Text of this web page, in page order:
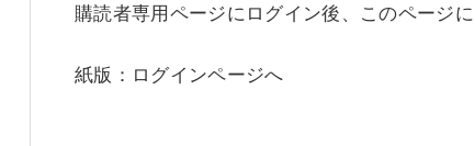
購読者専用ページにログイン後、このページ
紙版：ログインページへ